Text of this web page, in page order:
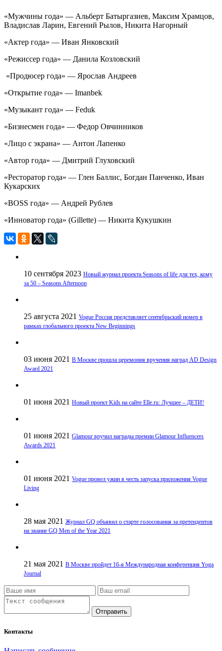
«Мужчины года» — Альберт Батыргазиев, Максим Храмцов,
Владислав Ларин, Евгений Рылов, Никита Нагорный
«Актер года» — Иван Янковский
«Режиссер года» — Данила Козловский
«Продюсер года» — Ярослав Андреев
«Открытие года» — Imanbek
«Музыкант года» — Feduk
«Бизнесмен года» — Федор Овчинников
«Лицо с экрана» — Антон Лапенко
«Автор года» — Дмитрий Глуховский
«Ресторатор года» — Глен Баллис, Богдан Панченко, Иван
Кукарских
«BOSS года» — Андрей Рублев
«Инноватор года» (Gillette) — Никита Кукушкин
10 сентября 2023 Новый журнал проекта Seasons of life для тех, кому
за 50 – Seasons Afternoon
25 августа 2021 Vogue Россия представляет сентябрьский номер в
рамках глобального проекта New Beginnings
03 июня 2021 В Москве прошла церемония вручения наград AD Design
Award 2021
01 июня 2021 Новый проект Kids на сайте Elle.ru: Лучшее – ДЕТИ!
01 июня 2021 Glamour вручил награды премии Glamour Influencers
Awards 2021
01 июня 2021 Vogue провел ужин в честь запуска приложения Vogue
Living
28 мая 2021 Журнал GQ объявил о старте голосования за претендентов
на звание GQ Men of the Year 2021
21 мая 2021 В Москве пройдет 16-я Международная конференция Yoga
Journal
Отправить
Контакты